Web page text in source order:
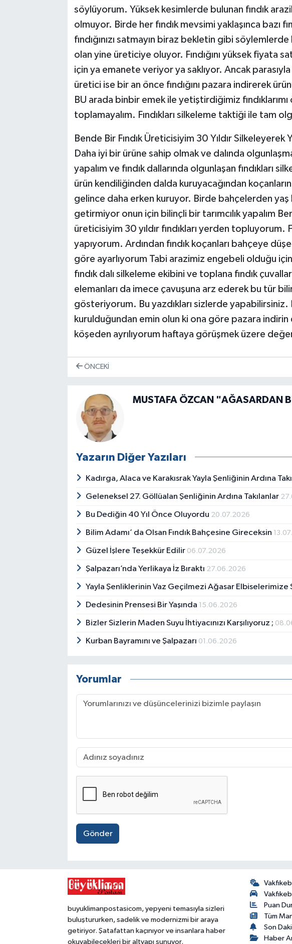
söylüyorum. Yüksek kesimlerde bulunan fındık
olmuyor. Birde her fındık mevsimi yaklaşınca bazı
fındığınızı satmayın biraz bekletin gibi
olan yine üreticiye oluyor. Fındığını yüksek fiyata
için ya emanete veriyor ya saklıyor. Ancak
üretici ise bir an önce fındığını pazara indirerek
BU arada binbir emek ile yetiştirdiğimiz
toplamayalım. Fındıkları silkeleme taktiği ile tam
Bende Bir Fındık Üreticisiyim 30 Yıldır Silkeleyerek
Daha iyi bir ürüne sahip olmak ve dalında
yapalım ve fındık dallarında olgunlaşan fındıkları
ürün kendiliğinden dalda kuruyacağından
gelince daha erken kuruyor. Birde bahçelerden yaş
getirmiyor onun için bilinçli bir tarımcılık yapalım
üreticisiyim 30 yıldır fındıkları yerden topluyorum.
yapıyorum. Ardından fındık koçanları bahçeye
göre ayarlıyorum Tabi arazimiz engebeli olduğu
fındık dalı silkeleme ekibini ve toplana fındık
elemanları da imece çavuşuna arz ederek bu tür
gösteriyorum. Bu yazdıkları sizlerde yapabilirsiniz.
kurulduğundan emin olun ki ona göre pazara indirin
köşeden ayrılıyorum haftaya görüşmek üzere
ÖNCEKI
MUSTAFA ÖZCAN "AĞASARDAN
Yazarın Diğer Yazıları
Kadırga, Alaca ve Karakısrak Yayla Şenliğinin Ardına
Geleneksel 27. Göllüalan Şenliğinin Ardına Takılanlar
Bu Dediğin 40 Yıl Önce Oluyordu 20.07.2026
Bilim Adamı’ da Olsan Fındık Bahçesine Gireceksin
Güzel İşlere Teşekkür Edilir 06.07.2026
Şalpazarı’nda Yerlikaya İz Bıraktı 27.06.2026
Yayla Şenliklerinin Vaz Geçilmezi Ağasar Elbiselerimize
Dedesinin Prensesi Bir Yaşında 15.06.2026
Bizler Sizlerin Maden Suyu İhtiyacınızı Karşılıyoruz ;
Kurban Bayramını ve Şalpazarı 01.06.2026
Yorumlar
Gönder
buyuklimanpostasicom, yepyeni temasıyla sizleri
buluştururken, sadelik ve modernizmi bir araya
getiriyor. Şatafattan kaçınıyor ve insanlara haber
okuyabilecekleri bir altyapı sunuyor.
Puan
Tüm
Son
Haber